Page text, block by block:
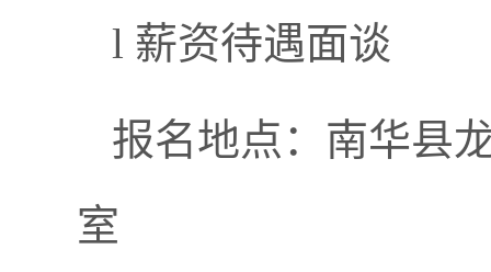
l 薪资待遇面谈
报名地点：南华县
室